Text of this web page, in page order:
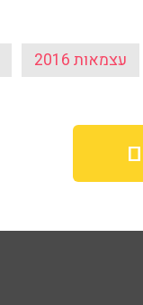
עצמאות 2016